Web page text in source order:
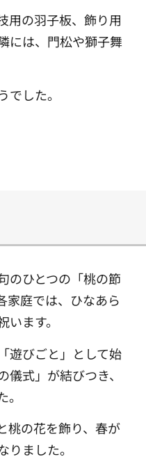
用の羽子板、飾り用
には、門松や獅子舞
した。
のひとつの「桃の節
家庭では、ひなあら
ます。
遊びごと」として始
式」が結びつき、
桃の花を飾り、春が
ました。